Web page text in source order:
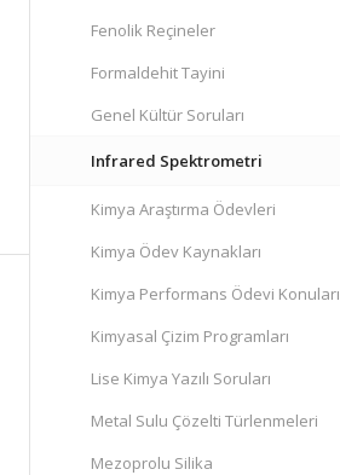
Fenolik Reçineler
Formaldehit Tayini
Genel Kültür Soruları
Infrared Spektrometri
Kimya Araştırma Ödevleri
Kimya Ödev Kaynakları
Kimya Performans Ödevi Konuları
Kimyasal Çizim Programları
Lise Kimya Yazılı Soruları
Metal Sulu Çözelti Türlenmeleri
Mezoprolu Silika